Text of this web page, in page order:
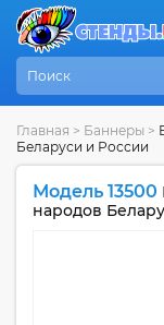
Главная > Баннеры >
Беларуси и России
Модель 13500
народов